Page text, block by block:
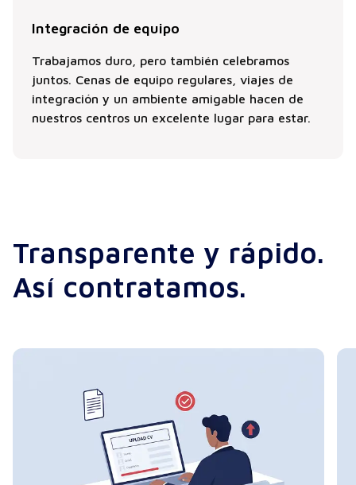
Integración de equipo
Trabajamos duro, pero también celebramos
juntos. Cenas de equipo regulares, viajes de
integración y un ambiente amigable hacen de
nuestros centros un excelente lugar para estar.
Transparente y rápido.
Así contratamos.